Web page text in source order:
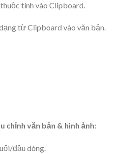
tính vào Clipboard.
từ Clipboard vào văn bản.
chỉnh văn bản & hình ảnh:
đầu dòng.